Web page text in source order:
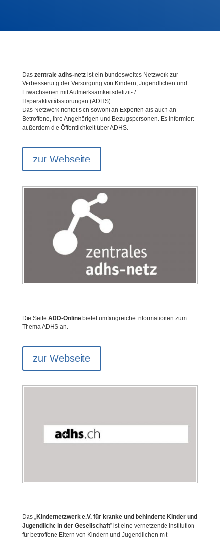
Das zentrale adhs-netzist ein bundesweites Netzwerk zur
Verbesserung der Versorgung von Kindern, Jugendlichen und
Erwachsenen mit Aufmerksamkeitsdefizit- /
Hyperaktivitätsstörungen (ADHS).
Das Netzwerk richtet sich sowohl an Experten als auch an
Betroffene, ihre Angehörigen und Bezugspersonen. Es informiert
außerdem die Öffentlichkeit über ADHS.
zur Webseite
Die Seite ADD-Onlinebietet umfangreiche Informationen zum
Thema ADHS an.
zur Webseite
Das „Kindernetzwerk e.V. für kranke und behinderte Kinder und
Jugendliche in der Gesellschaft” ist eine vernetzende Institution
für betroffene Eltern von Kindern und Jugendlichen mit